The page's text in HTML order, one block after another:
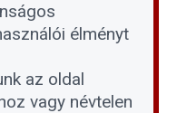
élményt
az oldal
vagy névtelen